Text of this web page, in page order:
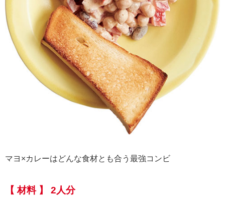
マヨ×カレーはどんな食材とも合う最強コンビ
【 材料 】 2人分